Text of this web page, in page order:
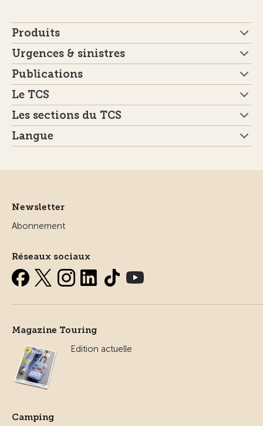
Produits
Urgences & sinistres
Publications
Le TCS
Les sections du TCS
Langue
Newsletter
Abonnement
Réseaux sociaux
Magazine Touring
Edition actuelle
Camping